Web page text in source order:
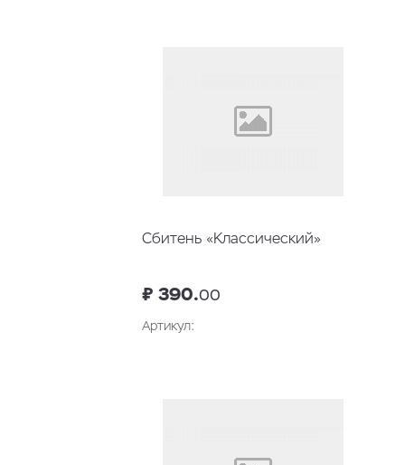
Сбитень «Классический»
₽ 390.00
Артикул: